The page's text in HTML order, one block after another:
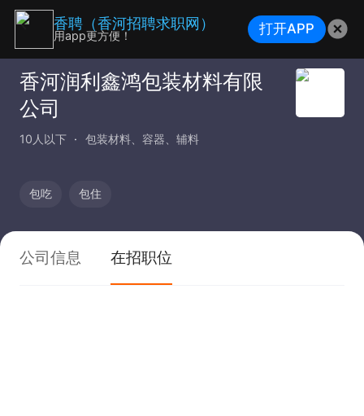
香河润利鑫鸿包装材料有限
公司
10人以下 包装材料、容器、辅料
包吃 包住
公司信息 在招职位
香聘（香河招聘求职网）
用app更方便！ 打开APP